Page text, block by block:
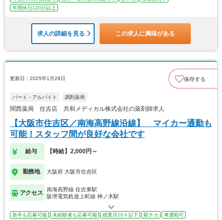
年間休日120日以上
求人の詳細を見る この求人に興味がある
更新日：2025年1月28日 保存する
パート・アルバイト 調剤薬局
関西薬局 住吉店 共和メディカル株式会社の薬剤師求人
【大阪市住吉区／南海高野線沿線】 マイカー通勤も
可能！スタッフ間が良好な会社です
給与 【時給】2,000円～
勤務地 大阪府 大阪市住吉区
アクセス
南海高野線 住吉東駅
阪堺電気軌道上町線 神ノ木駅
新卒も応募可能 未経験者も応募可能 残業月10ｈ以下 駅チカ
車通勤可